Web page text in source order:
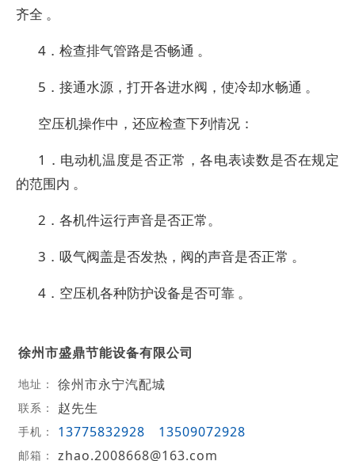
齐全 。
4．检查排气管路是否畅通 。
5．接通水源，打开各进水阀，使冷却水畅通 。
空压机操作中，还应检查下列情况：
1．电动机温度是否正常，各电表读数是否在规定
的范围内 。
2．各机件运行声音是否正常。
3．吸气阀盖是否发热，阀的声音是否正常 。
4．空压机各种防护设备是否可靠 。
徐州市盛鼎节能设备有限公司
地址： 徐州市永宁汽配城
联系： 赵先生
手机： 13775832928 13509072928
邮箱： zhao.2008668@163.com